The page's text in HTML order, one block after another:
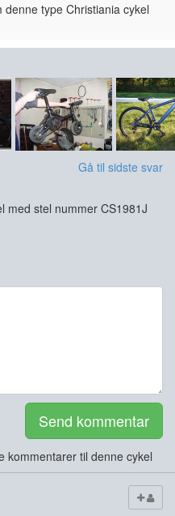
type Christiania cykel
Gå til sidste svar
med stel nummer CS1981J
Send kommentar
kommentarer til denne cykel